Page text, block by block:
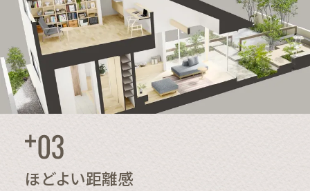
ほどよい距離感